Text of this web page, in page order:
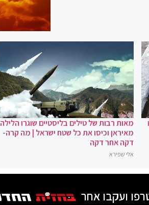
מאות רבות של טילים בליסטיים שוגרו הלילה
מאיראן וכיסו את כל שטח ישראל | מה קרה-
דקה אחר דקה
אלי שפירא
ועקבו אחר